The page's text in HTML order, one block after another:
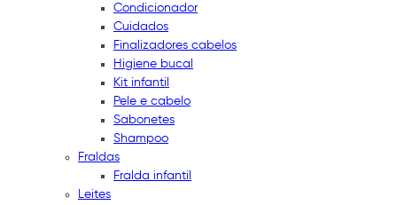
Condicionador
Cuidados
Finalizadores cabelos
Higiene bucal
Kit infantil
Pele e cabelo
Sabonetes
Shampoo
Fraldas
Fralda infantil
Leites